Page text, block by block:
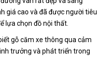
giá cao và đã được người tiêu
lựa chọn đồ nội thất.
gỗ căm xe thông qua cảm
trưởng và phát triển trong